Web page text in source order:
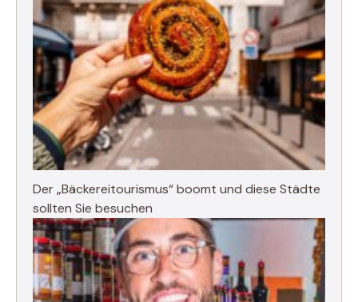
Der „Bäckereitourismus“ boomt und diese Städte
sollten Sie besuchen